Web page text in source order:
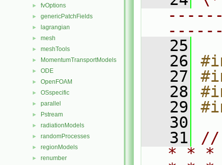
► fvOptions
► genericPatchFields
► lagrangian
► mesh
► meshTools
► MomentumTransportModels
► ODE
► OpenFOAM
► OSspecific
► parallel
► Pstream
► radiationModels
► randomProcesses
► regionModels
► renumber
   25
   26
   27
   28
   29
   30
   31
//
* * *